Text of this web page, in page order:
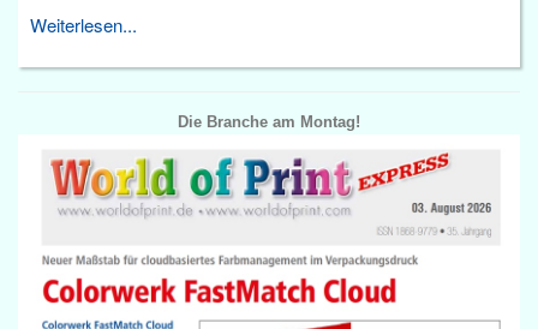
Weiterlesen...
Die Branche am Montag!